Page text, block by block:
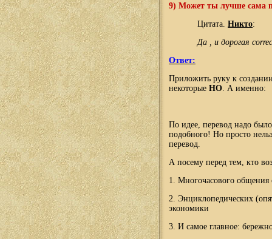
9) Может ты лучше сама
Цитата. Никто:
Да , и дорогая
Ответ:
Приложить руку к
некоторые НО . А именно:
По идее, перевод надо
подобного! Но просто
перевод.
А посему перед тем, кто
1. Многочасового
2. Энциклопедических
экономики
3. И самое главное: